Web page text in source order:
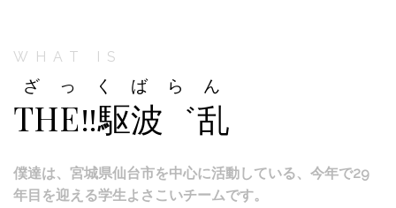
WHAT IS
THE‼駆波゛乱
ざっくばらん
僕達は、宮城県仙台市を中心に活動している、今年で29
年目を迎える学生よさこいチームです。